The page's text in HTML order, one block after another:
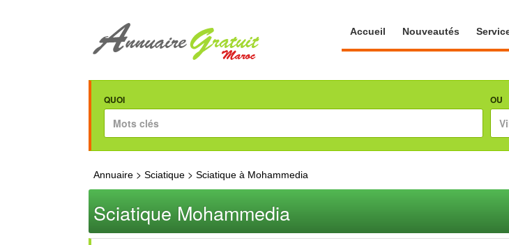
Accueil Nouveautés
QUOI OU
Annuaire > Sciatique > Sciatique à Mohammedia
Sciatique Mohammedia